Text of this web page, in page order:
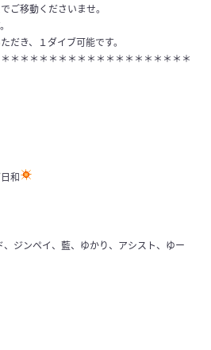
ご移動くださいませ。
だき、１ダイブ可能です。
＊＊＊＊＊＊＊＊＊＊＊＊＊＊＊＊＊＊＊
和
、ジンペイ、藍、ゆかり、アシスト、ゆー